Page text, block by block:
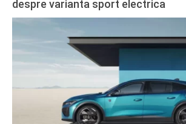
despre varianta sport electrica
2025-